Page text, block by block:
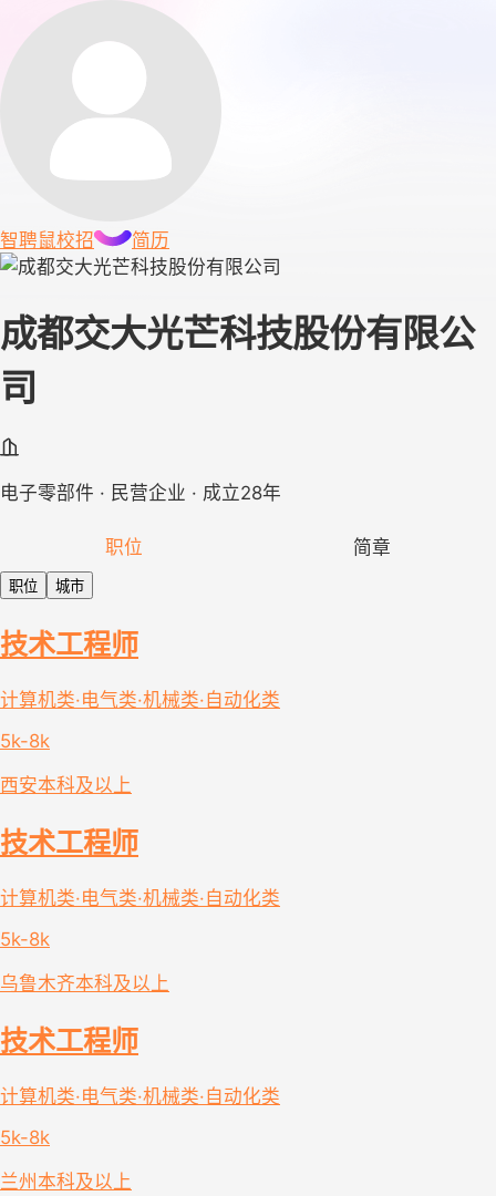
智聘鼠校招 简历
成都交大光芒科技股份有限公
司
电子零部件 · 民营企业 · 成立28年
职位 简章
职位 城市
技术工程师
计算机类·电气类·机械类·自动化类
5k-8k
西安本科及以上
技术工程师
计算机类·电气类·机械类·自动化类
5k-8k
乌鲁木齐本科及以上
技术工程师
计算机类·电气类·机械类·自动化类
5k-8k
兰州 本科及以上